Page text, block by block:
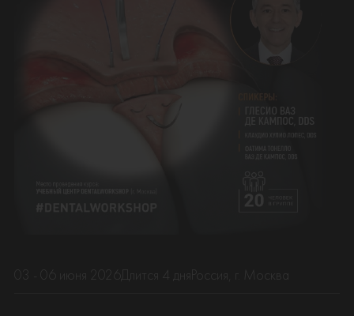
03 - 06 июня 2026 Длится 4 дня Россия, г. Москва